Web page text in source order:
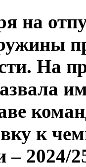
на
На
к
– 2024/